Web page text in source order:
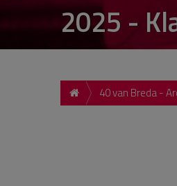
2025 -
40 van Breda -